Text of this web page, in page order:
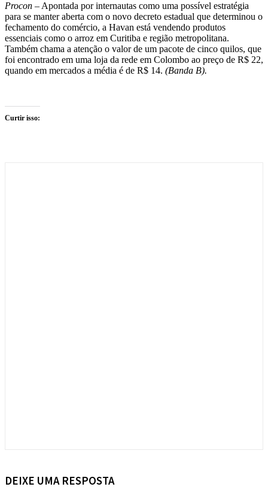
Procon – Apontada por internautas como uma possível estratégia
para se manter aberta com o novo decreto estadual que determinou o
fechamento do comércio, a Havan está vendendo produtos
essenciais como o arroz em Curitiba e região metropolitana.
Também chama a atenção o valor de um pacote de cinco quilos, que
foi encontrado em uma loja da rede em Colombo ao preço de R$ 22,
quando em mercados a média é de R$ 14. (Banda B).
Curtir isso:
DEIXE UMA RESPOSTA